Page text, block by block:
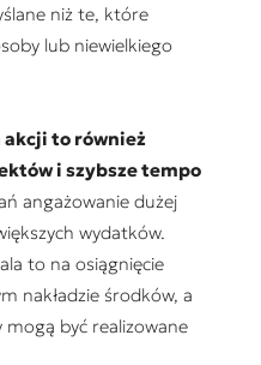
niż te, które
lub niewielkiego
to również
i szybsze tempo
angażowanie dużej
wydatków.
to na osiągnięcie
nakładzie środków, a
być realizowane